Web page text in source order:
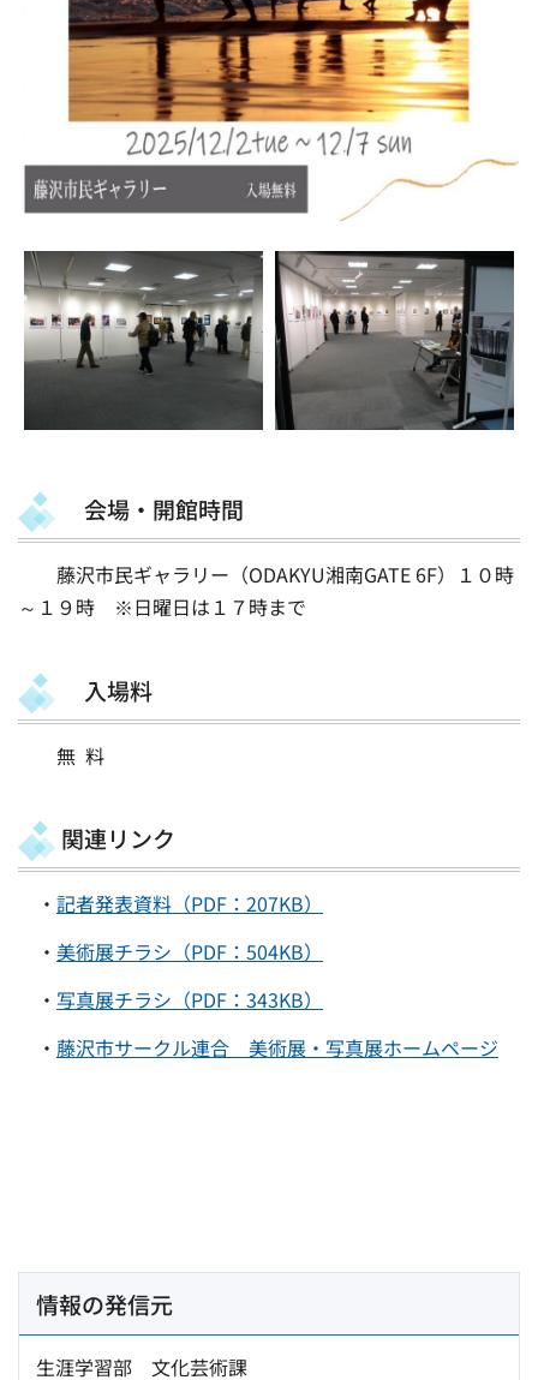
会場・開館時間
藤沢市民ギャラリー（ODAKYU湘南GATE 6F）１０時
～１９時 ※日曜日は１７時まで
入場料
無 料
関連リンク
・ 記者発表資料（PDF：207KB）
・ 美術展チラシ（PDF：504KB）
・ 写真展チラシ（PDF：343KB）
・ 藤沢市サークル連合 美術展・写真展ホームページ
情報の発信元
生涯学習部 文化芸術課